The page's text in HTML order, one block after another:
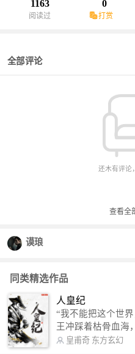
1163
阅读过
0
打赏
全部评论
还木有评论
查看全
谟琅
同类精选作品
人皇纪
“我不能把这个世界，
王冲踩着枯骨血海
倒，扶大厦之将倾，
皇甫奇 东方玄幻